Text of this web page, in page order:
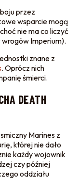
przez
wsparcie mogą
nie ma co liczyć
Imperium).
znane z
. Oprócz nich
śmierci.
DEATH
Marines z
której nie dało
każdy wojownik
czy później
oddziału